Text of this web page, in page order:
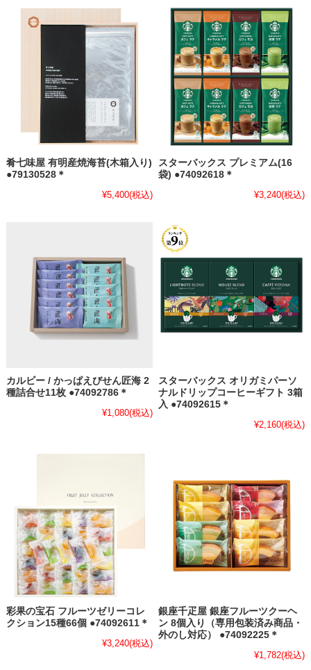
肴七味屋 有明産焼海苔(木箱入り)
●79130528＊
¥5,400(税込)
スターバックス プレミアム(16
袋) ●74092618＊
¥3,240(税込)
カルビー / かっぱえびせん匠海 2
種詰合せ11枚 ●74092786＊
¥1,080(税込)
スターバックス オリガミパーソ
ナルドリップコーヒーギフト 3箱
入 ●74092615＊
¥2,160(税込)
彩果の宝石 フルーツゼリーコレ
クション15種66個 ●74092611＊
¥3,240(税込)
銀座千疋屋 銀座フルーツクーヘ
ン 8個入り（専用包装済み商品・
外のし対応） ●74092225＊
¥1,782(税込)